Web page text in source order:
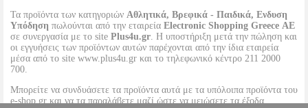
Τα προϊόντα των κατηγοριών Αθλητικά, Βρεφικά - Παιδικά, Ενδυση
Υπόδηση πωλούνται από την εταιρεία Electronic Shopping Greece ΑΕ
σε συνεργασία με το site Plus4u.gr. Η υποστήριξη μετά την πώληση και
οι εγγυήσεις των προϊόντων αυτών παρέχονται από την ίδια εταιρεία
μέσα από το site www.plus4u.gr και το τηλεφωνικό κέντρο 211 2000
700.
Μπορείτε να συνδυάσετε τα προϊόντα αυτά με τα υπόλοιπα προϊόντα του
e-shop.gr και να τα παραλάβετε μαζί ώστε να μειώσετε τα έξοδα